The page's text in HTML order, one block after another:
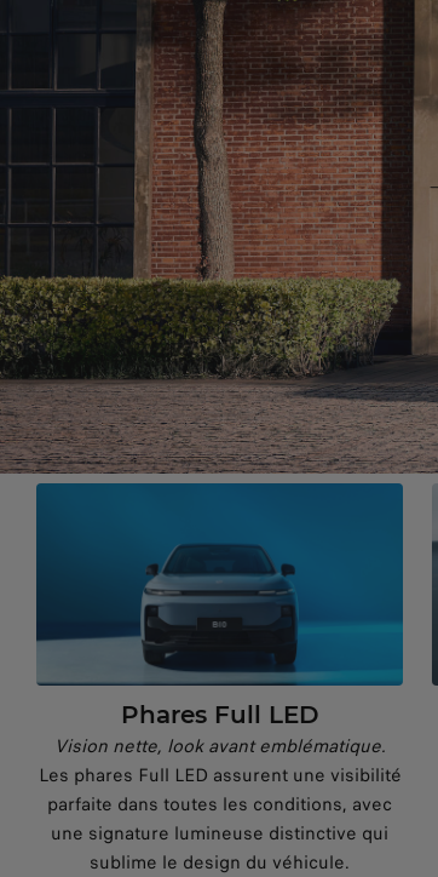
Phares Full LED
Vision nette, look avant emblématique.
Les phares Full LED assurent une visibilité
parfaite dans toutes les conditions, avec
une signature lumineuse distinctive qui
sublime le design du véhicule.